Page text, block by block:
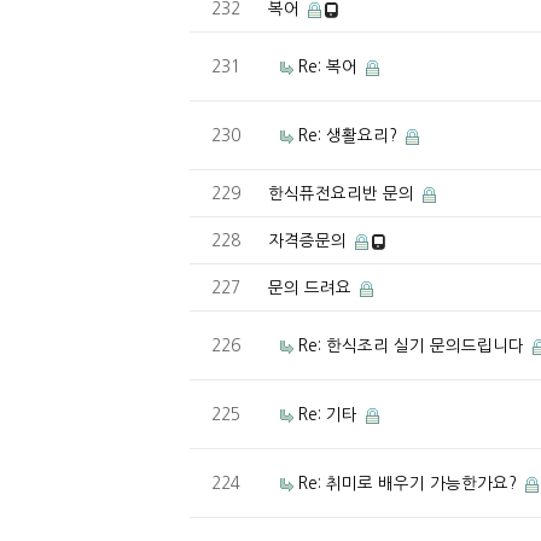
232 복어
231 Re: 복어
230 Re: 생활요리?
229 한식퓨전요리반 문의
228 자격증문의
227 문의 드려요
226 Re: 한식조리 실기 문의드립니다
225 Re: 기타
224 Re: 취미로 배우기 가능한가요?